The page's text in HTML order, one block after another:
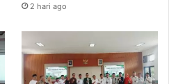
2 hari ago